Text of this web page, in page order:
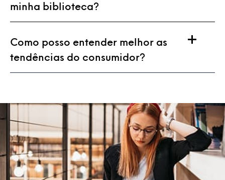
minha biblioteca?
Como posso entender melhor as
tendências do consumidor?